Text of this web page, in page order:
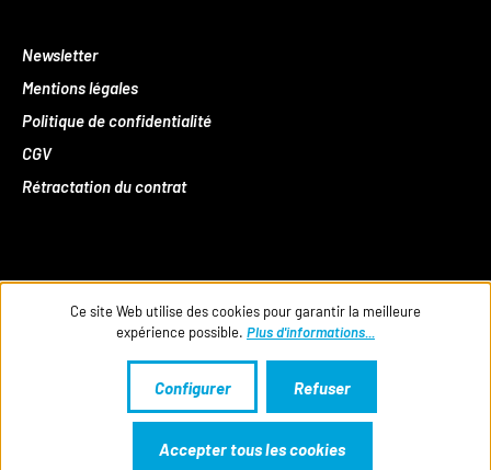
Newsletter
Mentions légales
Politique de confidentialité
CGV
Rétractation du contrat
Ce site Web utilise des cookies pour garantir la meilleure
expérience possible. Plus d'informations...
Refuser
Configurer
Accepter tous les cookies